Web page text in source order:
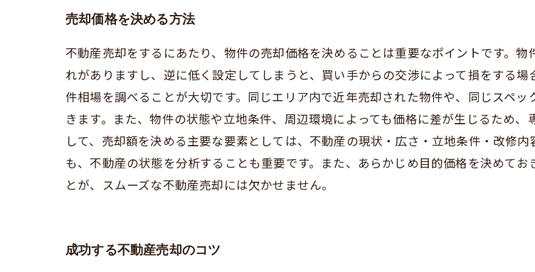
売却価格を決める方法
不動産売却をするにあたり、物件の売却価格を決めることは重要なポイントです。
れがありますし、逆に低く設定してしまうと、買い手からの交渉によって損をする
件相場を調べることが大切です。同じエリア内で近年売却された物件や、同じスペ
きます。また、物件の状態や立地条件、周辺環境によっても価格に差が生じるため
して、売却額を決める主要な要素としては、不動産の現状・広さ・立地条件・改修
も、不動産の状態を分析することも重要です。また、あらかじめ目的価格を決めて
とが、スムーズな不動産売却には欠かせません。
成功する不動産売却のコツ